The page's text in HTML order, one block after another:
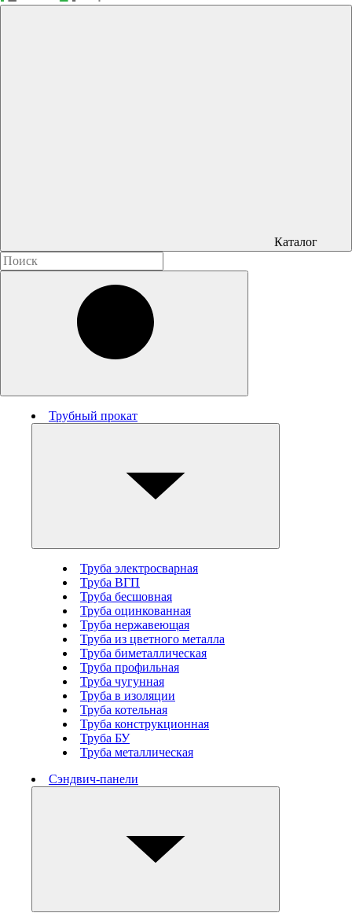
Каталог
Трубный прокат
Труба электросварная
Труба ВГП
Труба бесшовная
Труба оцинкованная
Труба нержавеющая
Труба из цветного металла
Труба биметаллическая
Труба профильная
Труба чугунная
Труба в изоляции
Труба котельная
Труба конструкционная
Труба БУ
Труба металлическая
Сэндвич-панели